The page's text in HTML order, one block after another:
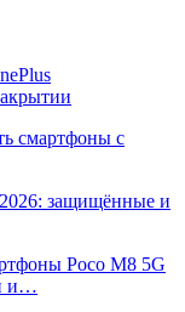
смартфоны с
защищённые и
Poco M8 5G
и…